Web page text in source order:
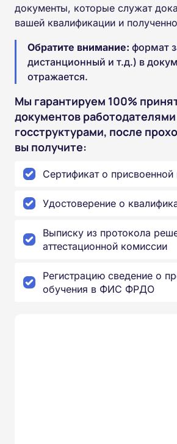
документы, которые служат
вашей квалификации и
Обратите внимание: формат
дистанционный и т.д.) в
отражается.
Мы гарантируем 100%
документов
госструктурами, после
вы получите:
Сертификат о
Удостоверение о
Выписку из протокола
аттестационной комиссии
Регистрацию сведение о
обучения в ФИС ФРДО